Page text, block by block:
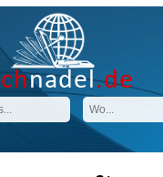
nadel.de